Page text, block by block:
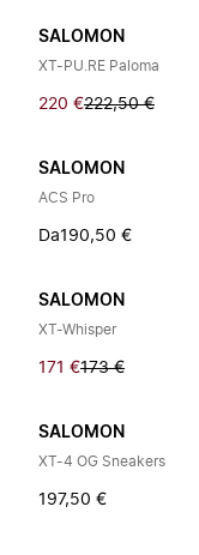
SALOMON
XT-PU.RE Paloma
220 €222,50 €
SALOMON
ACS Pro
Da190,50 €
SALOMON
XT-Whisper
171 €173 €
SALOMON
XT-4 OG Sneakers
197,50 €